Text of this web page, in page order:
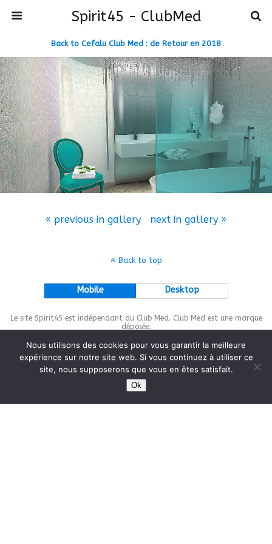
Spirit45 - ClubMed
Back to Cefalu Club Med : de Retour en 2018
« previous in gallery next in gallery »
Back to top
Mobile Desktop
Le site Spirit45 est indépendant du Club Med. Club Med est une marque
déposée.
This site is protected bywp-copyrightpro.com
Nous utilisons des cookies pour vous garantir la meilleure
expérience sur notre site web. Si vous continuez à utiliser ce
site, nous supposerons que vous en êtes satisfait.
Ok